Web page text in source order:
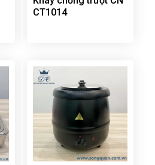
CT1014